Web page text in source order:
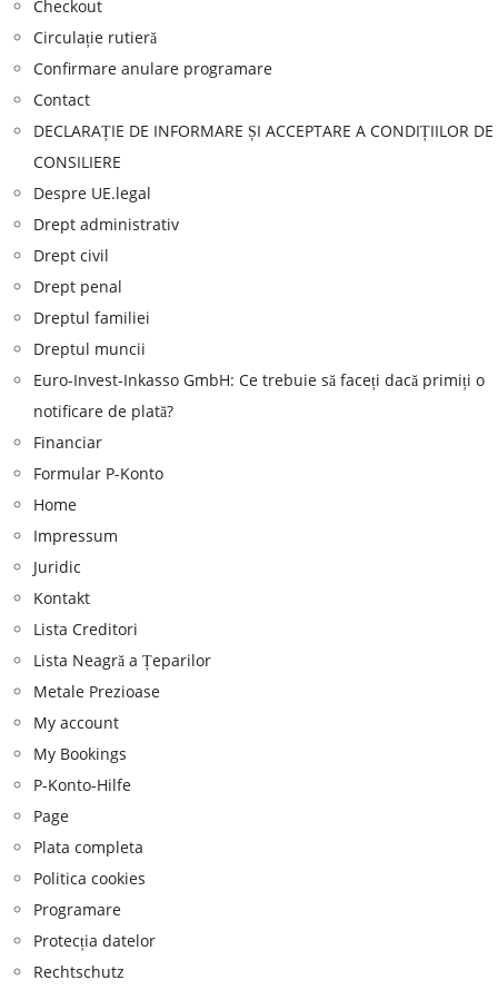
Checkout
Circulație rutieră
Confirmare anulare programare
Contact
DECLARAȚIE DE INFORMARE ȘI ACCEPTARE A CONDIȚIILOR DE
CONSILIERE
Despre UE.legal
Drept administrativ
Drept civil
Drept penal
Dreptul familiei
Dreptul muncii
Euro-Invest-Inkasso GmbH: Ce trebuie să faceți dacă primiți o
notificare de plată?
Financiar
Formular P-Konto
Home
Impressum
Juridic
Kontakt
Lista Creditori
Lista Neagră a Țeparilor
Metale Prezioase
My account
My Bookings
P-Konto-Hilfe
Page
Plata completa
Politica cookies
Programare
Protecția datelor
Rechtschutz